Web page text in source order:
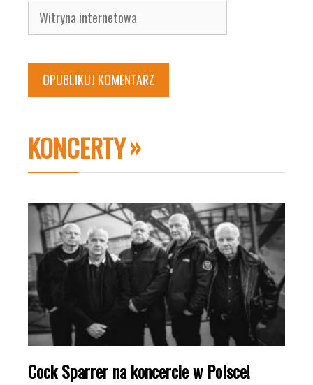
Witryna
internetowa
KONCERTY
Cock Sparrer na koncercie w Polsce!